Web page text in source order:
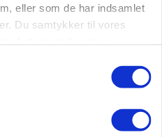
eller som de har indsamlet
Du samtykker til vores
03. aug.
03. aug.